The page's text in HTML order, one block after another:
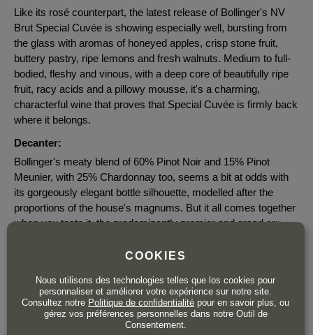
Like its rosé counterpart, the latest release of Bollinger's NV
Brut Special Cuvée is showing especially well, bursting from
the glass with aromas of honeyed apples, crisp stone fruit,
buttery pastry, ripe lemons and fresh walnuts. Medium to full-
bodied, fleshy and vinous, with a deep core of beautifully ripe
fruit, racy acids and a pillowy mousse, it's a charming,
characterful wine that proves that Special Cuvée is firmly back
where it belongs.
Decanter:
Bollinger's meaty blend of 60% Pinot Noir and 15% Pinot
Meunier, with 25% Chardonnay too, seems a bit at odds with
its gorgeously elegant bottle silhouette, modelled after the
proportions of the house's magnums. But it all comes together
when you taste it, the predominantly premier and grand cru
expression with plenty of appley fruit, cleansing acidity with a
Falstaff:
Medium golden yellow, silver reflections, very fine, lively
mousse. Fine yellow fruit, nuances of Golden Delicious apple
COOKIES
Nous utilisons des technologies telles que los cookies pour
personnaliser et améliorer votre expérience sur notre site.
Consultez notre Politique de confidentialité pour en savoir plus, ou
gérez vos préférences personnelles dans notre Outil de
Consentement.